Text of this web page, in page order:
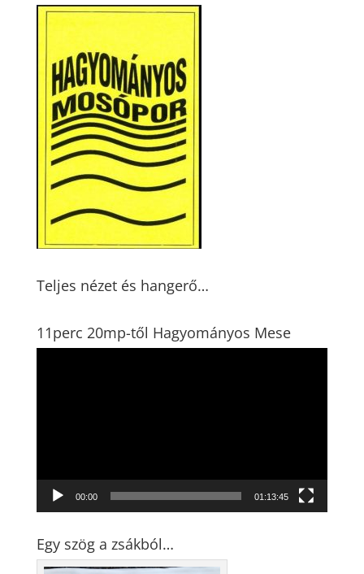
Teljes nézet és hangerő…
11perc 20mp-től Hagyományos Mese
00:00 01:13:45
Egy szög a zsákból…